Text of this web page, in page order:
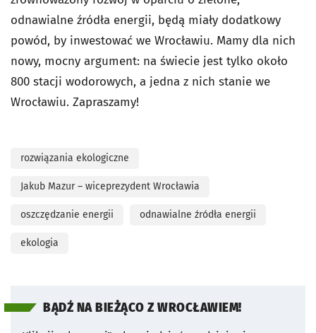
odnawialne źródła energii, będą miały dodatkowy
powód, by inwestować we Wrocławiu. Mamy dla nich
nowy, mocny argument: na świecie jest tylko około
800 stacji wodorowych, a jedna z nich stanie we
Wrocławiu. Zapraszamy!
rozwiązania ekologiczne
Jakub Mazur – wiceprezydent Wrocławia
oszczędzanie energii odnawialne źródła energii
ekologia
BĄDŹ NA BIEŻĄCO Z WROCŁAWIEM!